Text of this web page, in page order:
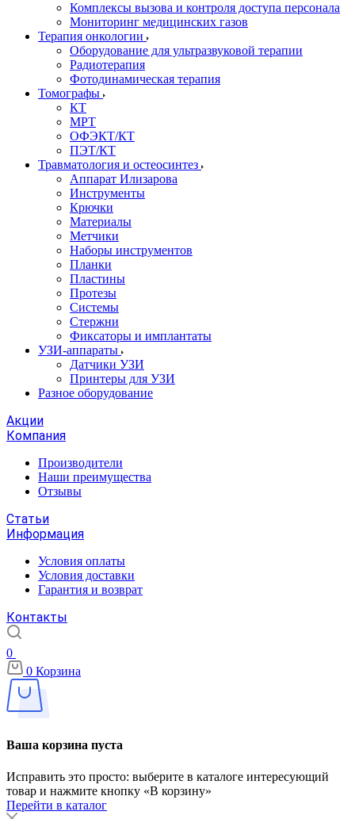
Комплексы вызова и контроля доступа персонала
Мониторинг медицинских газов
Терапия онкологии
Оборудование для ультразвуковой терапии
Радиотерапия
Фотодинамическая терапия
Томографы
КТ
МРТ
ОФЭКТ/КТ
ПЭТ/КТ
Травматология и остеосинтез
Аппарат Илизарова
Инструменты
Крючки
Материалы
Метчики
Наборы инструментов
Планки
Пластины
Протезы
Системы
Стержни
Фиксаторы и имплантаты
УЗИ-аппараты
Датчики УЗИ
Принтеры для УЗИ
Разное оборудование
Акции
Компания
Производители
Наши преимущества
Отзывы
Статьи
Информация
Условия оплаты
Условия доставки
Гарантия и возврат
Контакты
0
0 Корзина
Ваша корзина пуста
Исправить это просто: выберите в каталоге интересующий
товар и нажмите кнопку «В корзину»
Перейти в каталог